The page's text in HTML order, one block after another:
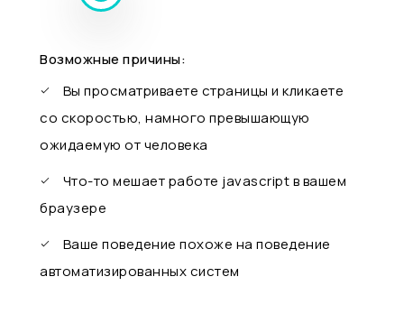
Возможные причины:
Вы просматриваете страницы и кликаете
со скоростью, намного превышающую
ожидаемую от человека
Что-то мешает работе javascript в вашем
браузере
Ваше поведение похоже на поведение
автоматизированных систем